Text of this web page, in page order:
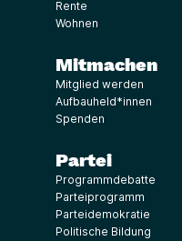
Rente
Wohnen
Mitmachen
Mitglied werden
Aufbauheld*innen
Spenden
Partei
Programmdebatte
Parteiprogramm
Parteidemokratie
Politische Bildung